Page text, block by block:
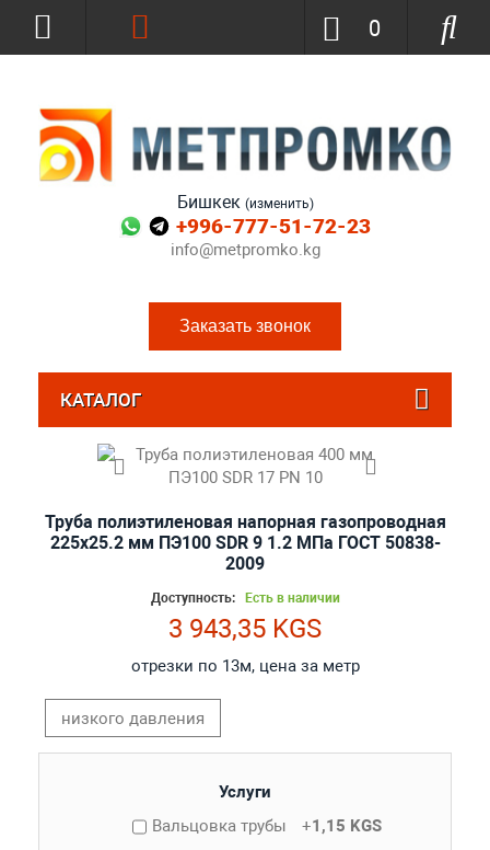
Бишкек (изменить)
+996-777-51-72-23
info@metpromko.kg
Заказать звонок
0
КАТАЛОГ
Труба полиэтиленовая напорная газопроводная
225х25.2 мм ПЭ100 SDR 9 1.2 МПа ГОСТ 50838-
2009
Доступность: Есть в наличии
3 943,35 KGS
отрезки по 13м, цена за метр
низкого давления
Услуги
Вальцовка трубы
+1,15 KGS